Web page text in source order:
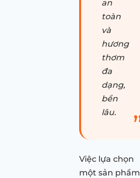
an
toàn
và
hương
thơm
đa
dạng,
bền
lâu.
Việc lựa chọn
một sản phẩm